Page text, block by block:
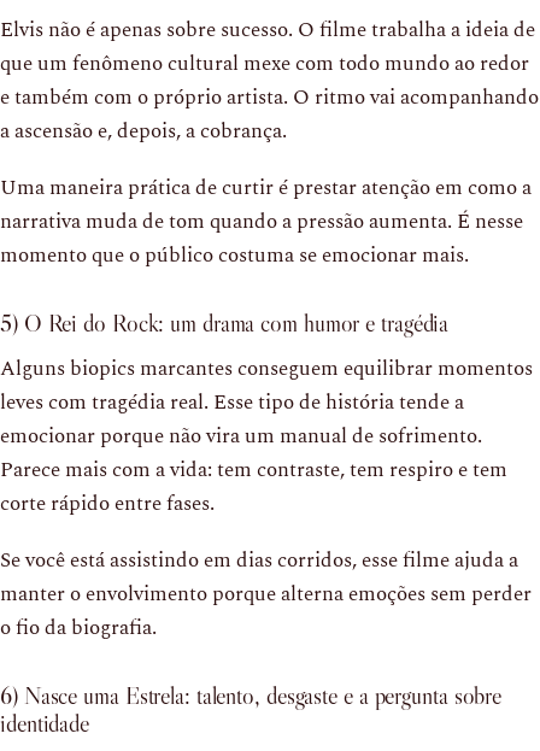
Elvis não é apenas sobre sucesso. O filme trabalha a ideia de
que um fenômeno cultural mexe com todo mundo ao redor
e também com o próprio artista. O ritmo vai acompanhando
a ascensão e, depois, a cobrança.
Uma maneira prática de curtir é prestar atenção em como a
narrativa muda de tom quando a pressão aumenta. É nesse
momento que o público costuma se emocionar mais.
5) O Rei do Rock: um drama com humor e tragédia
Alguns biopics marcantes conseguem equilibrar momentos
leves com tragédia real. Esse tipo de história tende a
emocionar porque não vira um manual de sofrimento.
Parece mais com a vida: tem contraste, tem respiro e tem
corte rápido entre fases.
Se você está assistindo em dias corridos, esse filme ajuda a
manter o envolvimento porque alterna emoções sem perder
o fio da biografia.
6) Nasce uma Estrela: talento, desgaste e a pergunta sobre
identidade